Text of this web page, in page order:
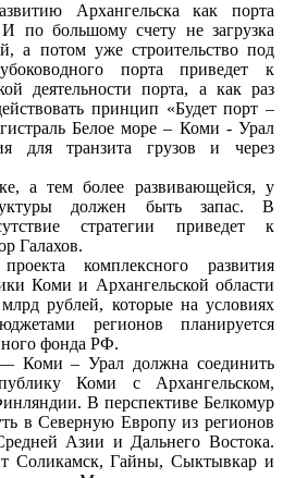
Архангельска как порта
по большому счету не загрузка
а потом уже строительство под
порта приведет к
деятельности порта, а как раз
принцип «Будет порт –
Белое море – Коми - Урал
для транзита грузов и через
а тем более развивающейся, у
должен быть запас. В
стратегии приведет к
Галахов.
комплексного развития
Коми и Архангельской области
рублей, которые на условиях
регионов планируется
фонда РФ.
Коми – Урал должна соединить
Коми с Архангельском,
В перспективе Белкомур
в Северную Европу из регионов
Азии и Дальнего Востока.
Соликамск, Гайны, Сыктывкар и